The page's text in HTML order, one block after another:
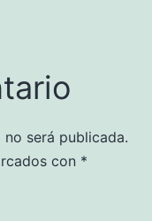
será publicada.
con *